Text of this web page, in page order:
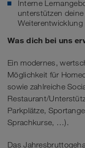
Interne
unterstützen
Weiterentwicklung
Was dich bei uns
Ein modernes,
Möglichkeit für
sowie zahlreiche
Restaurant/
Parkplätze,
Sprachkurse, …).
Das